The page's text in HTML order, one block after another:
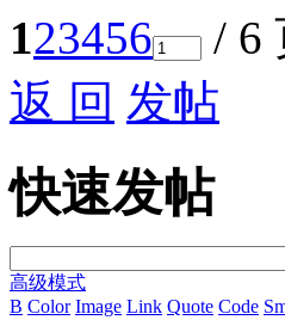
123456 / 6
返 回 发帖
快速发帖
高级模式
B Color Image Link Quote Code